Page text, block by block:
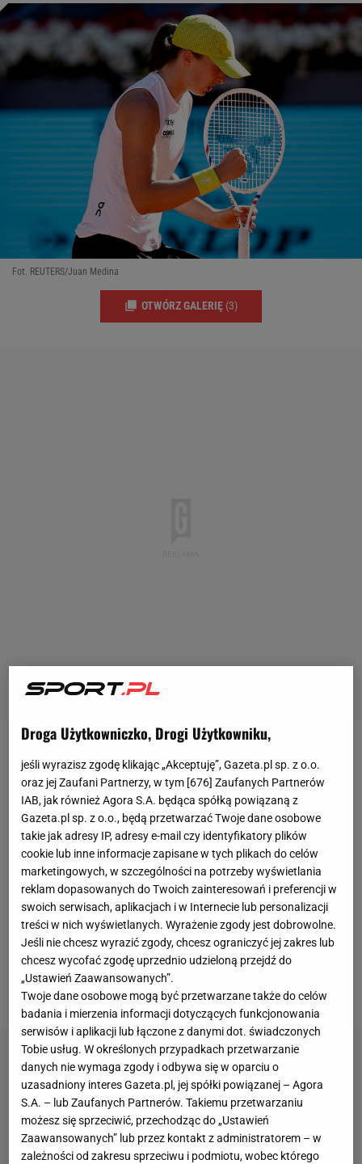
Fot. REUTERS/Juan Medina
OTWÓRZ GALERIĘ (3)
Turniej
WTA 1000 w Madrycie jest niezwykle ważny
dla Igi Świątek. Musi go wygrać, jeśli chce obronić
punkty za poprzedni sezon. Może też być dla niej
mentalnym przełamaniem. W końcu na triumf w
jakiejkolwiek imprezie czeka aż od czerwca 2024.
Rywalizację rozpoczęła w czwartek. Choć odniosła
zwycięstwo, to musiała się sporo namęczyć.
Finalnie po ponad dwugodzinnej batalii pokonała 4:6,
6:4, 6:2 Alexandrę Ealę i awansowała do trzeciej
rundy. I już w trakciemeczuz Filipinką dowiedziała
się, kto będzie jej kolejną rywalką.
Droga Użytkowniczko, Drogi Użytkowniku,
jeśli wyrazisz zgodę klikając „Akceptuję”, Gazeta.pl sp. z o.o.
oraz jej Zaufani Partnerzy, w tym [676] Zaufanych Partnerów
IAB, jak również Agora S.A. będąca spółką powiązaną z
Gazeta.pl sp. z o.o., będą przetwarzać Twoje dane osobowe
takie jak adresy IP, adresy e-mail czy identyfikatory plików
cookie lub inne informacje zapisane w tych plikach do celów
marketingowych, w szczególności na potrzeby wyświetlania
reklam dopasowanych do Twoich zainteresowań i preferencji w
swoich serwisach, aplikacjach i w Internecie lub personalizacji
treści w nich wyświetlanych. Wyrażenie zgody jest dobrowolne.
Jeśli nie chcesz wyrazić zgody, chcesz ograniczyć jej zakres lub
chcesz wycofać zgodę uprzednio udzieloną przejdź do
„Ustawień Zaawansowanych”.
Twoje dane osobowe mogą być przetwarzane także do celów
badania i mierzenia informacji dotyczących funkcjonowania
serwisów i aplikacji lub łączone z danymi dot. świadczonych
Tobie usług. W określonych przypadkach przetwarzanie
danych nie wymaga zgody i odbywa się w oparciu o
uzasadniony interes Gazeta.pl, jej spółki powiązanej – Agora
S.A. – lub Zaufanych Partnerów. Takiemu przetwarzaniu
możesz się sprzeciwić, przechodząc do „Ustawień
Zaawansowanych” lub przez kontakt z administratorem – w
zależności od zakresu sprzeciwu i podmiotu, wobec którego